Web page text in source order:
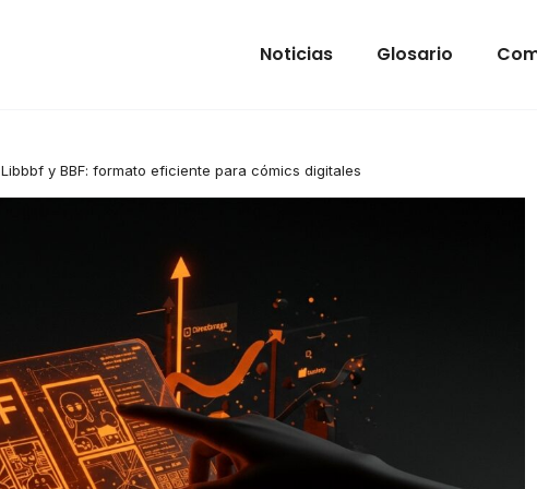
Noticias Glosario
Libbbf y BBF: formato eficiente para cómics digitales